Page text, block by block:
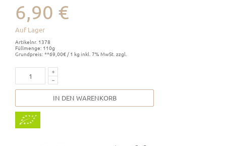
6,90 €
Auf Lager
Artikelnr. 1378
Füllmenge: 110g
Grundpreis: **69,00€ / 1 kg inkl. 7% MwSt. zzgl.
IN DEN WARENKORB